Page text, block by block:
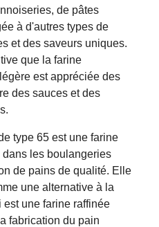
de pâtes
à d'autres types de
et des saveurs uniques.
que la farine
est appréciée des
des sauces et des
type 65 est une farine
les boulangeries
de pains de qualité. Elle
une alternative à la
une farine raffinée
fabrication du pain